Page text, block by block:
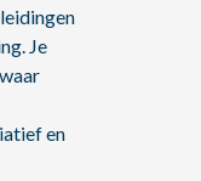
Je
en